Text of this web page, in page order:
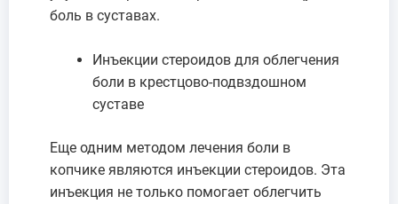
боль в суставах.
Инъекции стероидов для облегчения
боли в крестцово-подвздошном
суставе
Еще одним методом лечения боли в
копчике являются инъекции стероидов. Эта
инъекция не только помогает облегчить